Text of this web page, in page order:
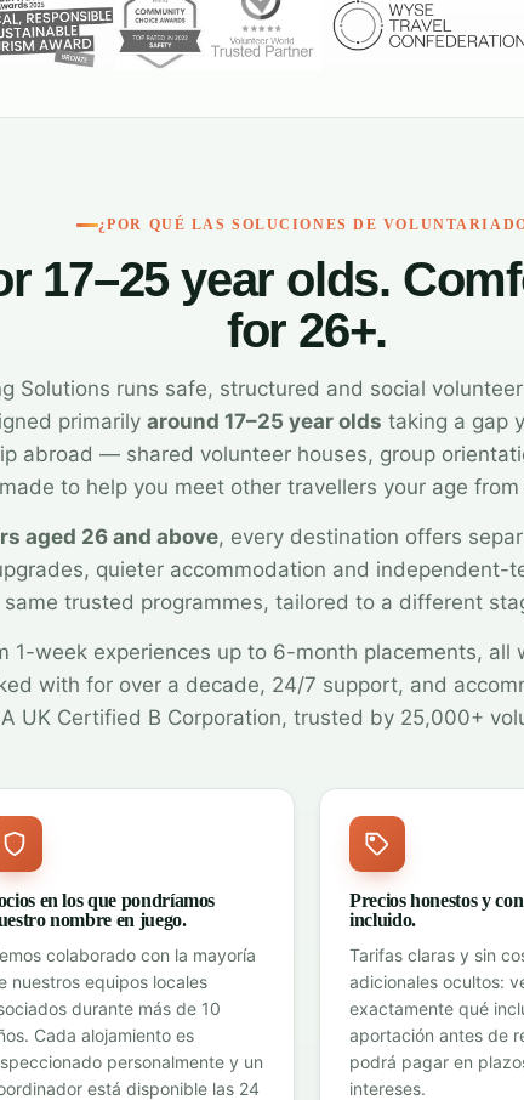
¿POR QUÉ LAS SOLUCIONES DE
17–25 year olds.
for 26+.
Solutions runs safe, structured and social
primarily around 17–25 year olds taking a gap
abroad — shared volunteer houses, group
to help you meet other travellers your age
aged 26 and above, every destination offers
quieter accommodation and independent-
same trusted programmes, tailored to a different
1-week experiences up to 6-month placements, all
with for over a decade, 24/7 support, and
UK Certified B Corporation, trusted by 25,000+
en los que pondríamos
nombre en juego.
colaborado con la mayoría
nuestros equipos locales
durante más de 10
Cada alojamiento es
personalmente y un
está disponible las 24
Precios honestos y
incluido.
Tarifas claras y sin
adicionales ocultos:
exactamente qué
aportación antes de
podrá pagar en
intereses.